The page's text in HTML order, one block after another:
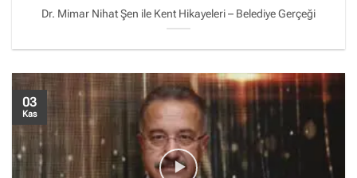
Dr. Mimar Nihat Şen ile Kent Hikayeleri – Belediye Gerçeği
03
Kas